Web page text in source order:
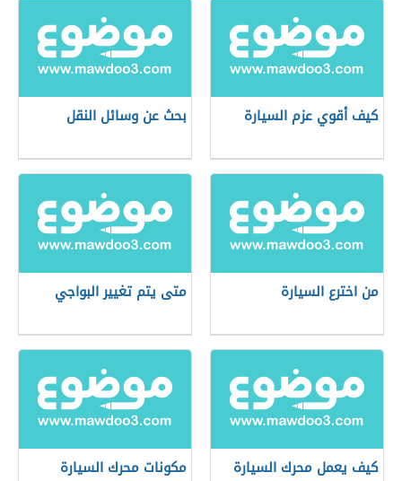
كيف أقوي عزم السيارة بحث عن وسائل النقل
من اخترع السيارة متى يتم تغيير البواجي
كيف يعمل محرك السيارة مكونات محرك السيارة